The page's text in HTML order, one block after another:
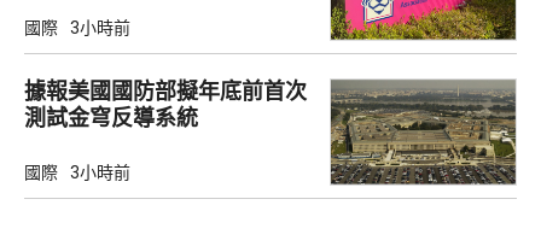
國際 3小時前
據報美國國防部擬年底前首次
測試金穹反導系統
國際 3小時前